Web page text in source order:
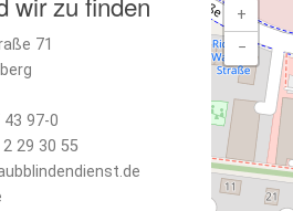
71
97-0
29 30 55
+
−